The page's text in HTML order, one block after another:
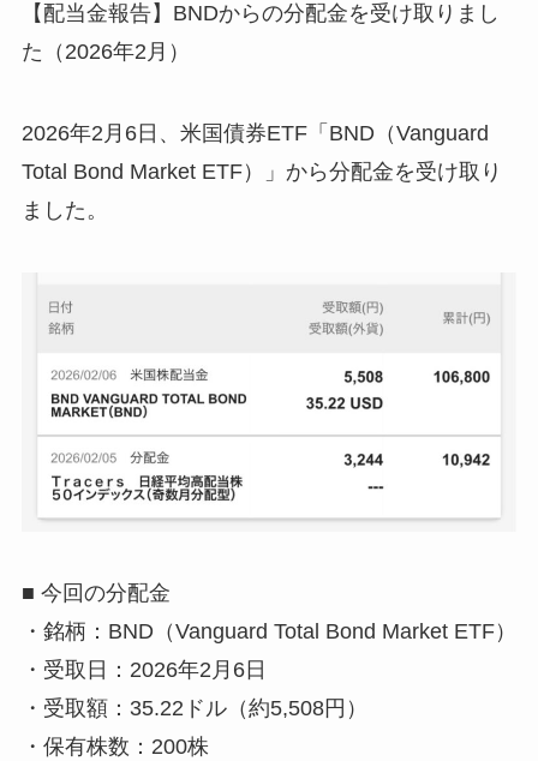
【配当金報告】BNDからの分配金を受け取りまし
た（2026年2月）
2026年2月6日、米国債券ETF「BND（Vanguard
Total Bond Market ETF）」から分配金を受け取り
ました。
■ 今回の分配金
・銘柄：BND（Vanguard Total Bond Market ETF）
・受取日：2026年2月6日
・受取額：35.22ドル（約5,508円）
・保有株数：200株